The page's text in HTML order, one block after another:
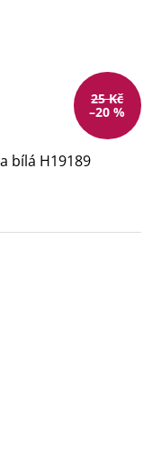
25 Kč
–20 %
bílá H19189